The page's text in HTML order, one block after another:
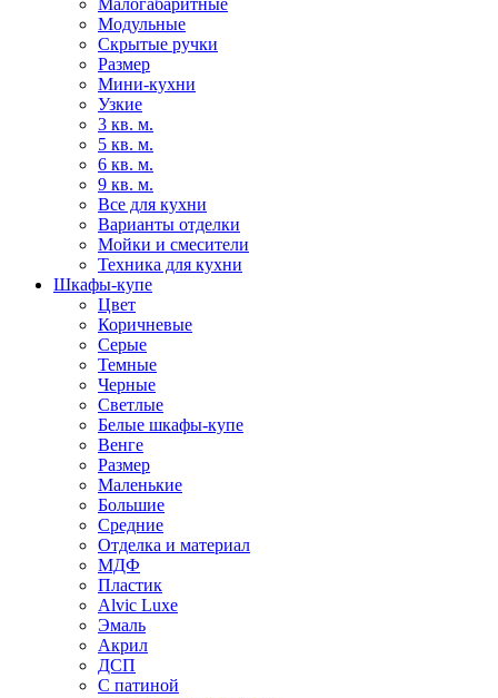
Малогабаритные
Модульные
Скрытые ручки
Размер
Мини-кухни
Узкие
3 кв. м.
5 кв. м.
6 кв. м.
9 кв. м.
Все для кухни
Варианты отделки
Мойки и смесители
Техника для кухни
Шкафы-купе
Цвет
Коричневые
Серые
Темные
Черные
Светлые
Белые шкафы-купе
Венге
Размер
Маленькие
Большие
Средние
Отделка и материал
МДФ
Пластик
Alvic Luxe
Эмаль
Акрил
ДСП
С патиной